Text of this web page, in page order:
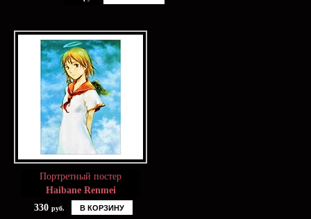
Портретный постер
Haibane Renmei
330 руб. В КОРЗИНУ